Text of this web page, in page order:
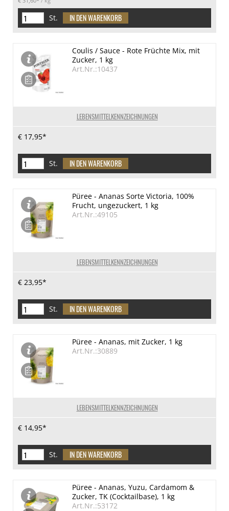
St.
LEBENSMITTELKENNZEICHNUNGEN
Coulis / Sauce - Rote Früchte Mix, mit
Zucker, 1 kg
Art.Nr.:10437
€ 17,95*
St.
LEBENSMITTELKENNZEICHNUNGEN
Püree - Ananas Sorte Victoria, 100%
Frucht, ungezuckert, 1 kg
Art.Nr.:49105
€ 23,95*
St.
LEBENSMITTELKENNZEICHNUNGEN
Püree - Ananas, mit Zucker, 1 kg
Art.Nr.:30889
€ 14,95*
St.
Püree - Ananas, Yuzu, Cardamom &
Zucker, TK (Cocktailbase), 1 kg
Art.Nr.:53172